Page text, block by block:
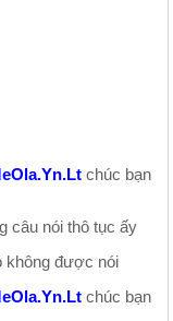
chúc bạn
câu nói thô tục ấy
không được nói
chúc bạn